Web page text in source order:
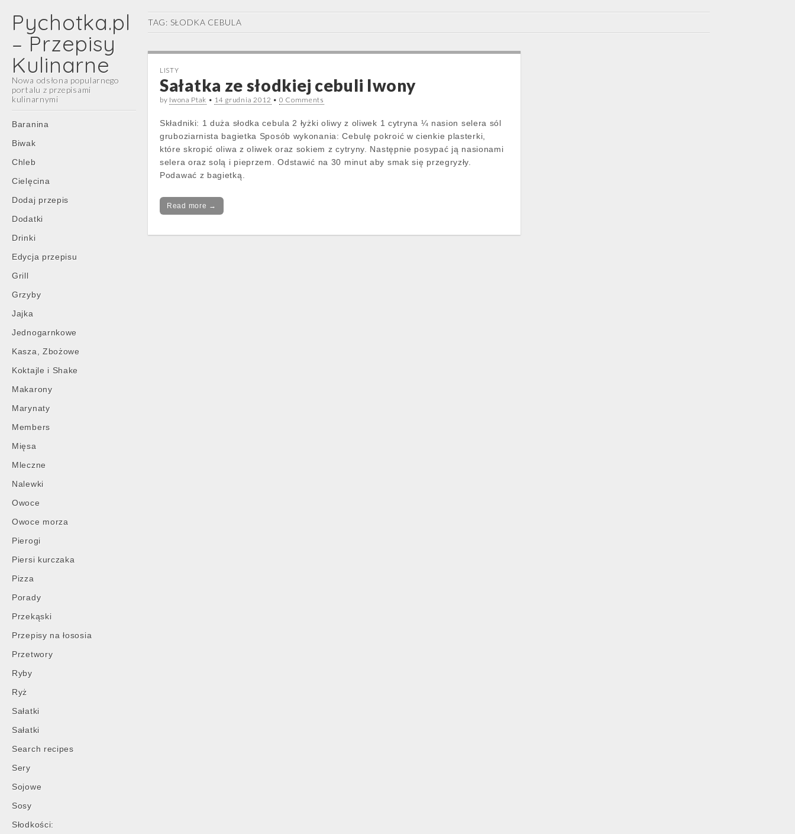
Pychotka.pl
– Przepisy
Kulinarne
Nowa odsłona popularnego
portalu z przepisami
kulinarnymi
Main
menu
Skip
content
Baranina
Biwak
Chleb
Cielęcina
Dodaj przepis
Dodatki
Drinki
Edycja przepisu
Grill
Grzyby
Jajka
Jednogarnkowe
Kasza, Zbożowe
Koktajle i Shake
Makarony
Marynaty
Members
Mięsa
Mleczne
Nalewki
Owoce
Owoce morza
Pierogi
Piersi kurczaka
Pizza
Porady
Przekąski
Przepisy na łososia
Przetwory
Ryby
Ryż
Sałatki
Sałatki
Search recipes
Sery
Sojowe
Sosy
Słodkości:
TAG: SŁODKA CEBULA
LISTY
Sałatka ze słodkiej cebuli Iwony
by Iwona Ptak • 14 grudnia 2012 • 0 Comments
Składniki: 1 duża słodka cebula 2 łyżki oliwy z oliwek 1 cytryna ¼ nasion selera sól
gruboziarnista bagietka Sposób wykonania: Cebulę pokroić w cienkie plasterki,
które skropić oliwa z oliwek oraz sokiem z cytryny. Następnie posypać ją nasionami
selera oraz solą i pieprzem. Odstawić na 30 minut aby smak się przegryzły.
Podawać z bagietką.
Read more →